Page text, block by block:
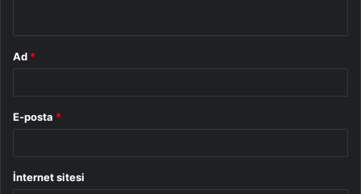
Ad *
E-posta *
İnternet sitesi